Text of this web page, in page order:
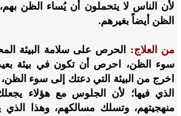
لأن الناس لا يتحملون أن يُساء الظن بهم،
الظن أيضاً بغيرهم.
من العلاج: الحرص على سلامة البيئة
سوء الظن، احرص أن تكون في بيئة
اخرج من البيئة التي دعتك إلى سوء الظن،
الذي فيها؛ لأن الجلوس مع هؤلاء
منهجيتهم، وتسلك مسالكهم، وهذا